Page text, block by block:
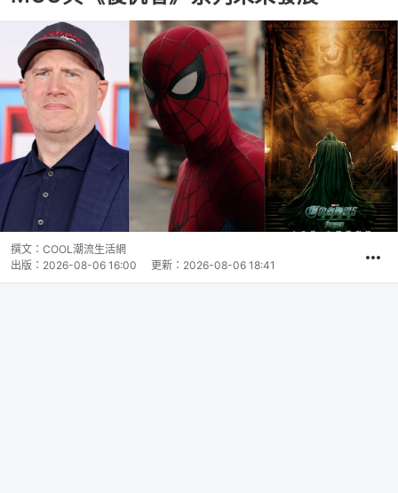
撰文： COOL潮流生活網
出版： 2026-08-06 16:00 更新： 2026-08-06 18:41